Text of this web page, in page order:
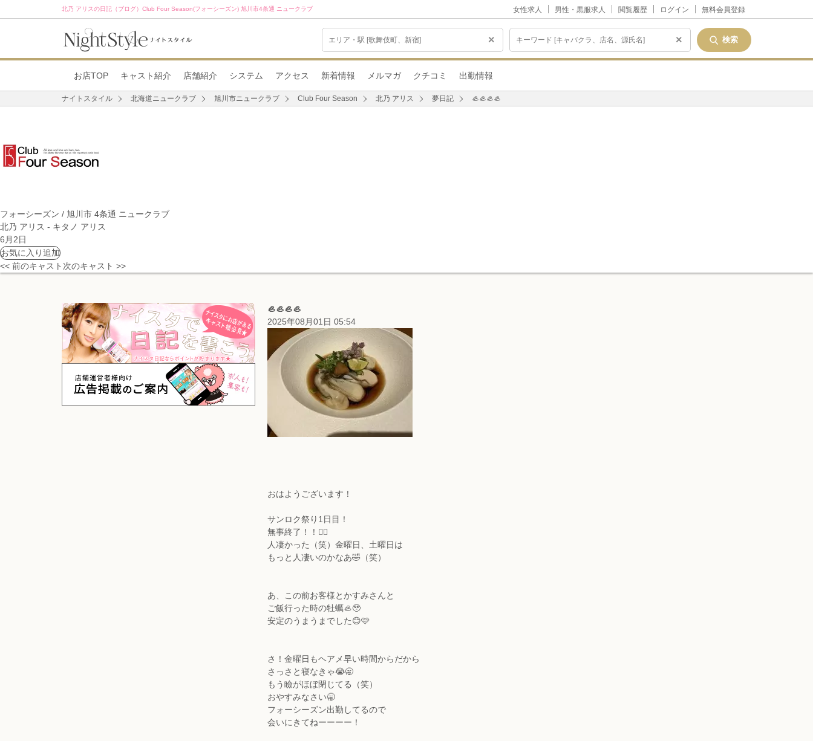
北乃 アリスの日記（ブログ）Club Four Season(フォーシーズン) 旭川市4条通 ニュークラブ 女性求人 男性・黒服求人 閲覧履歴 ログイン 無料会員登録
× ×
お店TOP キャスト紹介 店舗紹介 システム アクセス 新着情報 メルマガ クチコミ 出勤情報
ナイトスタイル 北海道ニュークラブ 旭川市ニュークラブ Club Four Season 北乃 アリス 夢日記 🦪🦪🦪🦪
フォーシーズン / 旭川市 4条通 ニュークラブ
北乃 アリス - キタノ アリス
6月2日
お気に入り追加
<< 前のキャスト 次のキャスト >>
🦪🦪🦪🦪
2025年08月01日 05:54
おはようございます！
サンロク祭り1日目！
無事終了！！☝🏻
人凄かった（笑）金曜日、土曜日は
もっと人凄いのかなあ🤣（笑）
あ、この前お客様とかすみさんと
ご飯行った時の牡蠣🦪🥹
安定のうまうまでした😊🩷
さ！金曜日もヘアメ早い時間からだから
さっさと寝なきゃ😭🥱
もう瞼がほぼ閉じてる（笑）
おやすみなさい🥱
フォーシーズン出勤してるので
会いにきてねーーーー！